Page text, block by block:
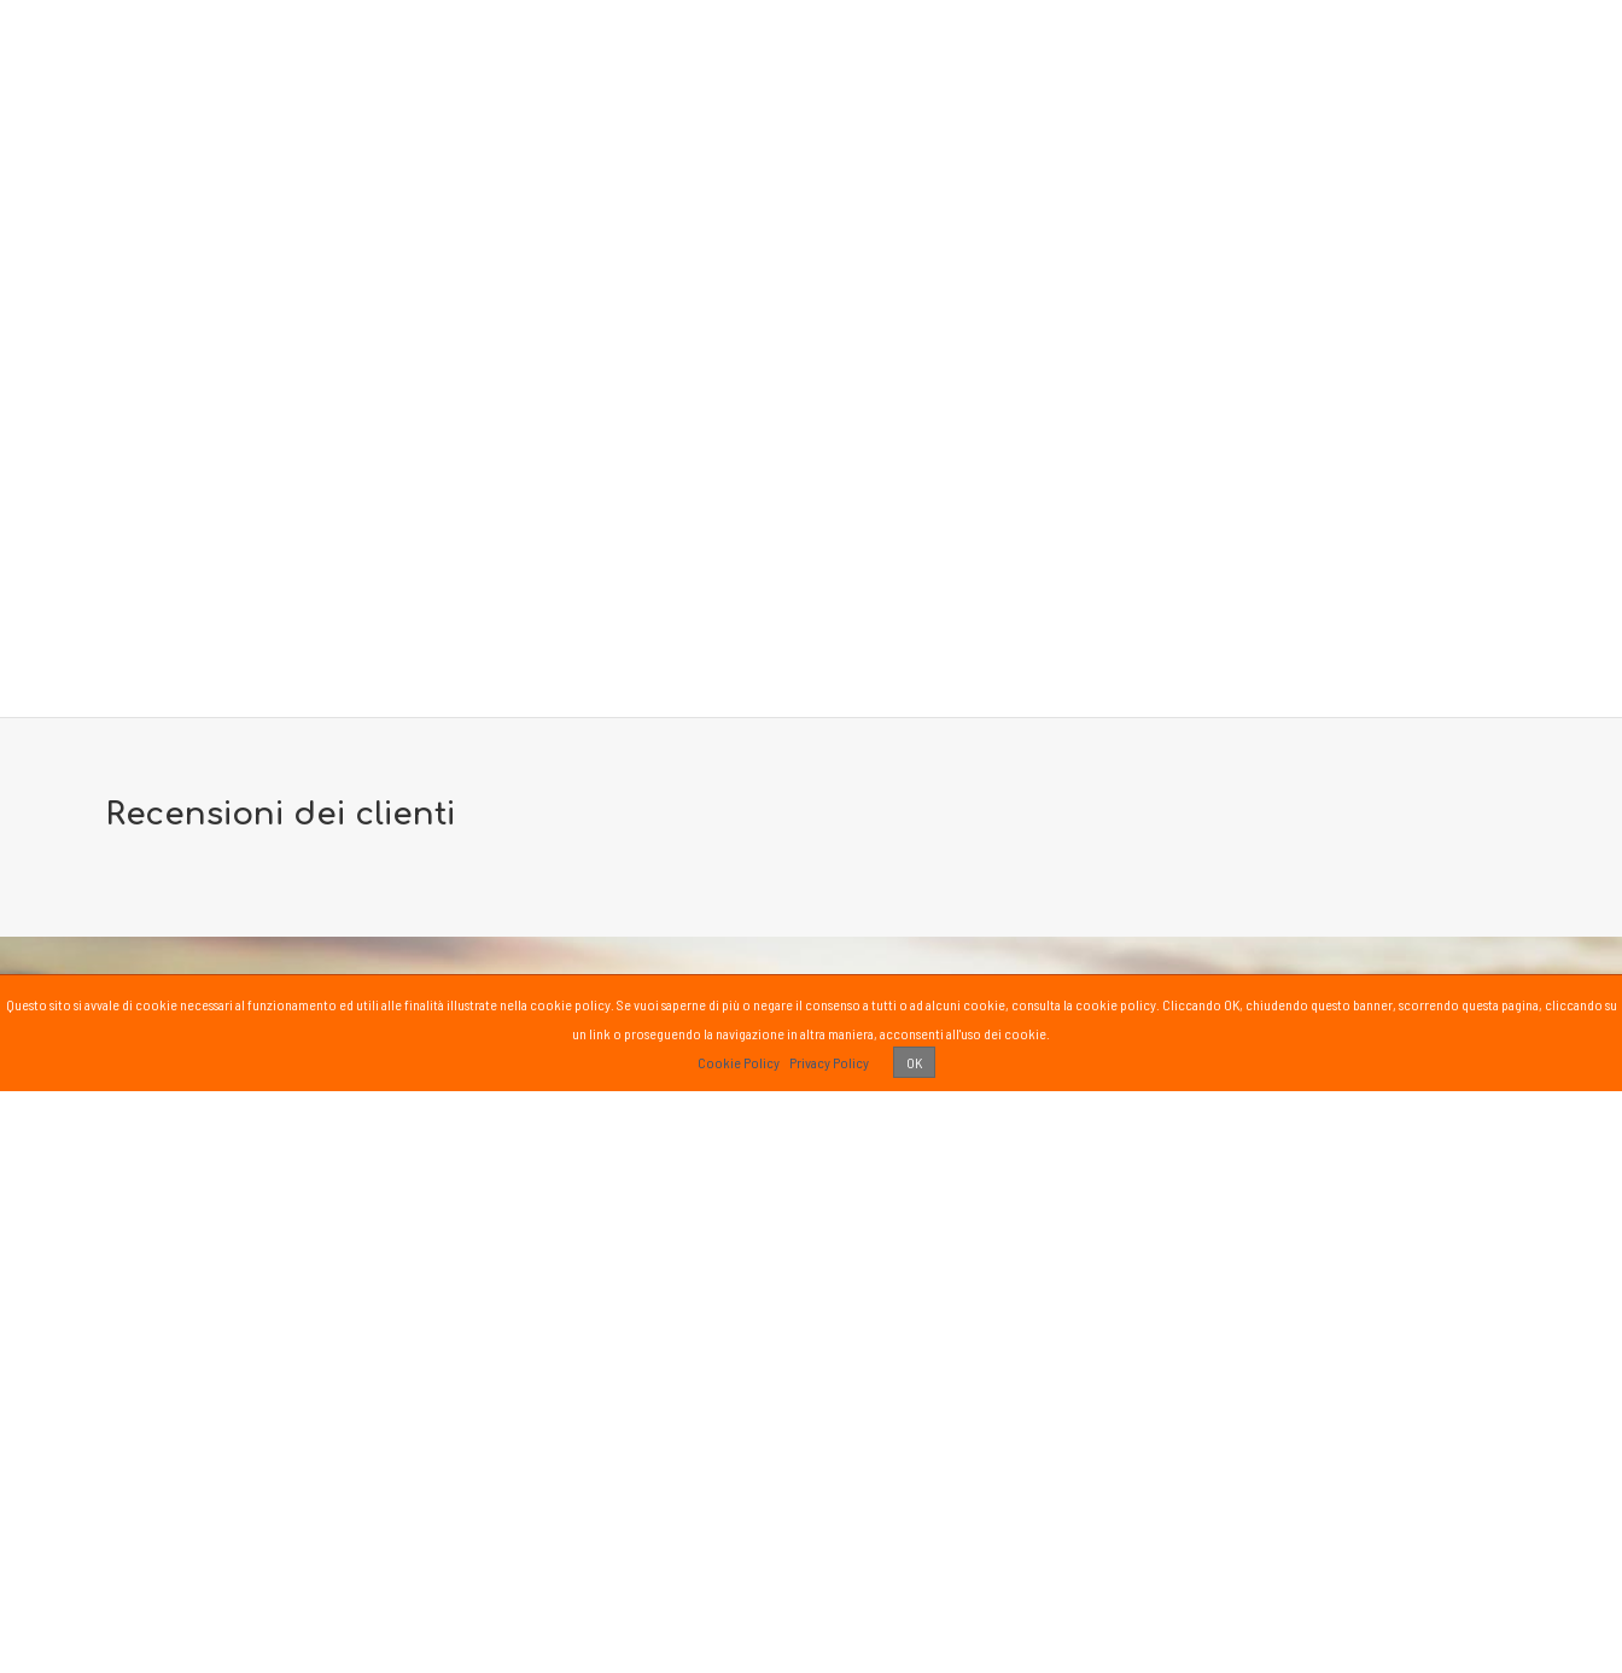
Recensioni dei clienti
PASSSPORT SU YOUTUBE
Questo sito si avvale di cookie necessari al funzionamento ed utili alle finalità illustrate nella cookie policy. Se vuoi saperne di più o negare il consenso a tutti o ad alcuni cookie, consulta la cookie policy. Cliccando OK, chiudendo questo banner, scorrendo questa pagina, cliccando su
un link o proseguendo la navigazione in altra maniera, acconsenti all'uso dei cookie.
Cookie Policy
Privacy Policy OK